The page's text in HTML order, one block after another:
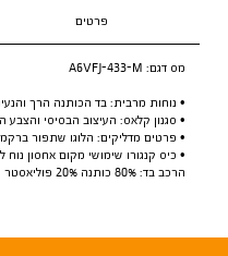
פרטים
מס דגם: A6VFJ-433-M
• נוחות מרבית: בד הכותנה הרך
• סגנון קלאס: העיצוב הבסיסי והצבע
• פרטים מדליקים: הלוגו שתפור
• כיס קנגורו שימושי מקום אחסון
הרכב בד: 80% כותנה 20% פוליאסטר